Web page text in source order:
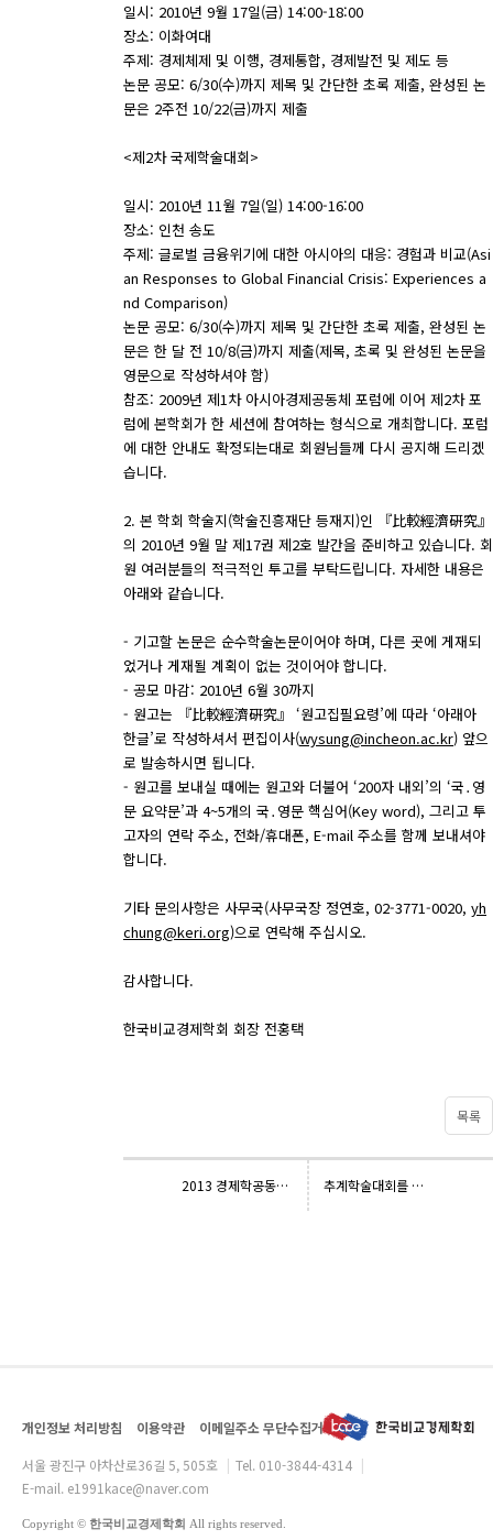
일시: 2010년 9월 17일(금) 14:00-18:00
장소: 이화여대
주제: 경제체제 및 이행, 경제통합, 경제발전 및 제도 등
논문 공모: 6/30(수)까지 제목 및 간단한 초록 제출, 완성된 논
문은 2주전 10/22(금)까지 제출
<제2차 국제학술대회>
일시: 2010년 11월 7일(일) 14:00-16:00
장소: 인천 송도
주제: 글로벌 금융위기에 대한 아시아의 대응: 경험과 비교(Asi
an Responses to Global Financial Crisis: Experiences a
nd Comparison)
논문 공모: 6/30(수)까지 제목 및 간단한 초록 제출, 완성된 논
문은 한 달 전 10/8(금)까지 제출(제목, 초록 및 완성된 논문을
영문으로 작성하셔야 함)
참조: 2009년 제1차 아시아경제공동체 포럼에 이어 제2차 포
럼에 본학회가 한 세션에 참여하는 형식으로 개최합니다. 포럼
에 대한 안내도 확정되는대로 회원님들께 다시 공지해 드리겠
습니다.
2. 본 학회 학술지(학술진흥재단 등재지)인 『比較經濟硏究』
의 2010년 9월 말 제17권 제2호 발간을 준비하고 있습니다. 회
원 여러분들의 적극적인 투고를 부탁드립니다. 자세한 내용은
아래와 같습니다.
- 기고할 논문은 순수학술논문이어야 하며, 다른 곳에 게재되
었거나 게재될 계획이 없는 것이어야 합니다.
- 공모 마감: 2010년 6월 30까지
- 원고는 『比較經濟硏究』 ‘원고집필요령’에 따라 ‘아래아
한글’로 작성하셔서 편집이사(wysung@incheon.ac.kr) 앞으
로 발송하시면 됩니다.
- 원고를 보내실 때에는 원고와 더불어 ‘200자 내외’의 ‘국․영
문 요약문’과 4~5개의 국․영문 핵심어(Key word), 그리고 투
고자의 연락 주소, 전화/휴대폰, E-mail 주소를 함께 보내셔야
합니다.
기타 문의사항은 사무국(사무국장 정연호, 02-3771-0020, yh
chung@keri.org)으로 연락해 주십시오.
감사합니다.
한국비교경제학회 회장 전홍택
목록
2013 경제학공동학술대회 개최 안내 및 논문 공모 추계학술대회를 잘 마쳤습니다.
개인정보 처리방침 이용약관
이메일주소 무단수집거부
서울 광진구 아차산로36길 5, 505호 | Tel. 010-3844-4314 |
E-mail. e1991kace@naver.com
Copyright © 한국비교경제학회 All rights reserved.